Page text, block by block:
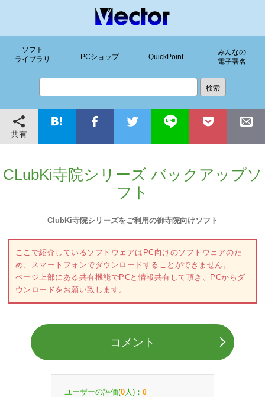
ソフト
ライブラリ
PCショップ QuickPoint
みんなの
電子署名
共有
CLubKi寺院シリーズ バックアップソ
フト
ClubKi寺院シリーズをご利用の御寺院向けソフト
ここで紹介しているソフトウェアはPC向けのソフトウェアのた
め、スマートフォンでダウンロードすることができません。
ページ上部にある共有機能でPCと情報共有して頂き、PCからダ
ウンロードをお願い致します。
コメント
ユーザーの評価(0 人)： 0